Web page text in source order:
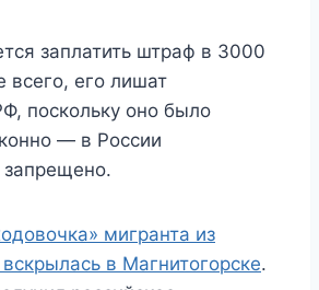
заплатить штраф в 3000
всего, его лишат
поскольку оно было
— в России
мигранта из
в Магнитогорске.